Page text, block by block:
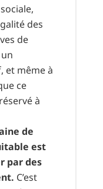
des
de
et même à
ce
à
de
est
par des
C’est